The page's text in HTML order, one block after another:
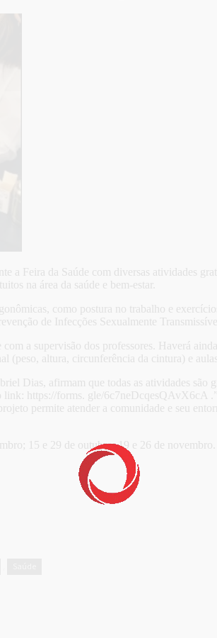
a Feira da Saúde com diversas atividades
na área da saúde e bem-estar.
como postura no trabalho e
de Infecções Sexualmente
a supervisão dos professores. Haverá
altura, circunferência da cintura) e
Dias, afirmam que todas as atividades
https://forms. gle/6c7neDcqesQAvX6cA
permite atender a comunidade e seu
15 e 29 de outubro; 19 e 26 de novembro.